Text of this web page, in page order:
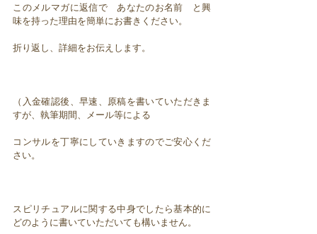
このメルマガに返信で あなたのお名前 と興
味を持った理由を簡単にお書きください。
折り返し、詳細をお伝えします。
（入金確認後、早速、原稿を書いていただきま
すが、執筆期間、メール等による
コンサルを丁寧にしていきますのでご安心くだ
さい。
スピリチュアルに関する中身でしたら基本的に
どのように書いていただいても構いません。